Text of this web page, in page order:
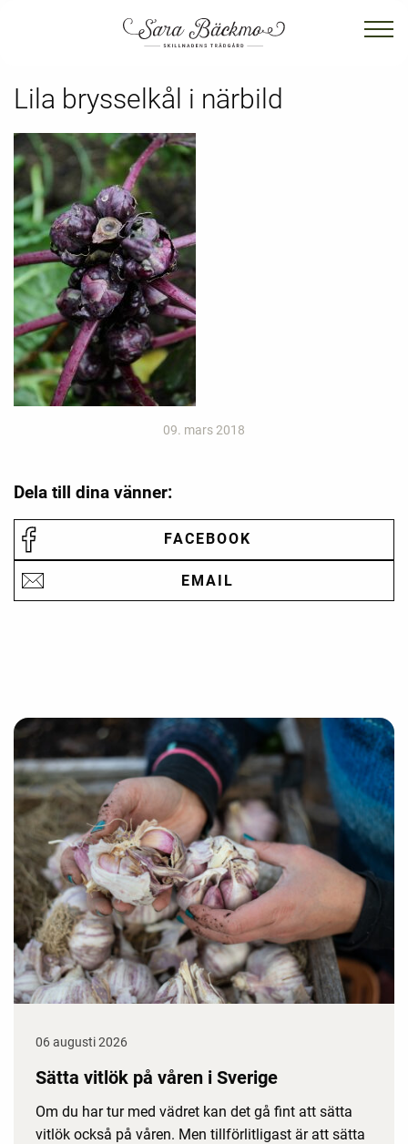
Lila brysselkål i närbild
09. mars 2018
Dela till dina vänner:
FACEBOOK
EMAIL
06 augusti 2026
Sätta vitlök på våren i Sverige
Om du har tur med vädret kan det gå fint att sätta
vitlök också på våren. Men tillförlitligast är att sätta